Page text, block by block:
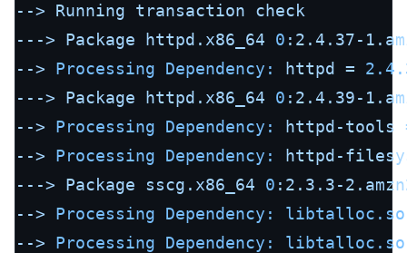
-->
Running transaction
check
--->
Package httpd.x86_64 0 :2.4.37-
-->
Processing Dependency: httpd =
--->
Package httpd.x86_64 0 :2.4.39-
-->
Processing Dependency: httpd-tools
-->
Processing Dependency:
httpd-
--->
Package sscg.x86_64 0 :2.3.3-
-->
Processing Dependency:
-->
Processing Dependency: